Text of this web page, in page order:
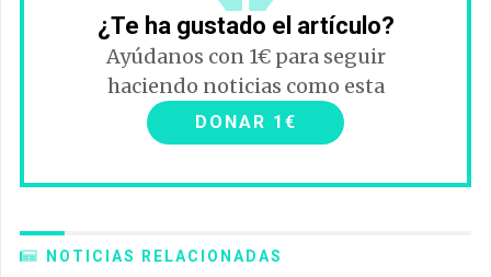
¿Te ha gustado el artículo?
Ayúdanos con 1€ para seguir
haciendo noticias como esta
DONAR 1€
NOTICIAS RELACIONADAS